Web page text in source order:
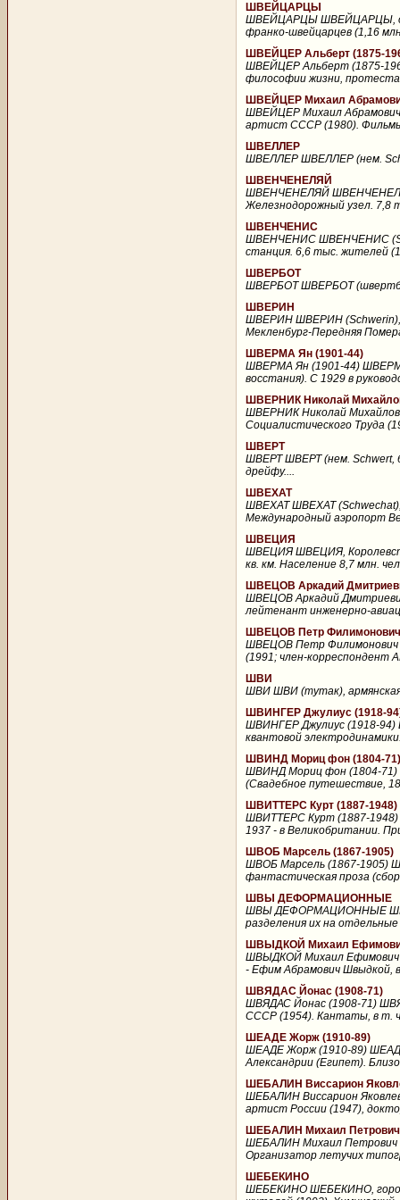
ШВЕЙЦАРЦЫ
ШВЕЙЦАРЦЫ ШВЕЙЦАРЦЫ,
франко-швейцарцев (1,16
ШВЕЙЦЕР Альберт (1875-
ШВЕЙЦЕР Альберт (1875-
философии жизни,
ШВЕЙЦЕР Михаил
ШВЕЙЦЕР Михаил Абрамович
артист СССР (1980).
ШВЕЛЛЕР
ШВЕЛЛЕР ШВЕЛЛЕР (нем.
ШВЕНЧЕНЕЛЯЙ
ШВЕНЧЕНЕЛЯЙ ШВЕНЧЕНЕЛЯЙ
Железнодорожный узел. 7,8
ШВЕНЧЕНИС
ШВЕНЧЕНИС ШВЕНЧЕНИС
станция. 6,6 тыс. жителей
ШВЕРБОТ
ШВЕРБОТ ШВЕРБОТ
ШВЕРИН
ШВЕРИН ШВЕРИН (Schwerin),
Мекленбург-Передняя
ШВЕРМА Ян (1901-44)
ШВЕРМА Ян (1901-44) ШВЕРМА
восстания). С 1929 в
ШВЕРНИК Николай
ШВЕРНИК Николай
Социалистического Труда
ШВЕРТ
ШВЕРТ ШВЕРТ (нем. Schwert,
дрейфу....
ШВЕХАТ
ШВЕХАТ ШВЕХАТ
Международный аэропорт
ШВЕЦИЯ
ШВЕЦИЯ ШВЕЦИЯ,
кв. км. Население 8,7 млн.
ШВЕЦОВ Аркадий
ШВЕЦОВ Аркадий
лейтенант инженерно-
ШВЕЦОВ Петр Филимонович
ШВЕЦОВ Петр Филимонович
(1991; член-корреспондент
ШВИ
ШВИ ШВИ (тутак), армянская
ШВИНГЕР Джулиус (1918-
ШВИНГЕР Джулиус (1918-94)
квантовой
ШВИНД Мориц фон (1804-71)
ШВИНД Мориц фон (1804-71)
(Свадебное путешествие,
ШВИТТЕРС Курт (1887-1948)
ШВИТТЕРС Курт (1887-1948)
1937 - в Великобритании.
ШВОБ Марсель (1867-1905)
ШВОБ Марсель (1867-1905)
фантастическая проза
ШВЫ ДЕФОРМАЦИОННЫЕ
ШВЫ ДЕФОРМАЦИОННЫЕ ШВЫ
разделения их на
ШВЫДКОЙ Михаил
ШВЫДКОЙ Михаил Ефимович
- Ефим Абрамович Швыдкой,
ШВЯДАС Йонас (1908-71)
ШВЯДАС Йонас (1908-71)
СССР (1954). Кантаты, в т.
ШЕАДЕ Жорж (1910-89)
ШЕАДЕ Жорж (1910-89)
Александрии (Египет).
ШЕБАЛИН Виссарион
ШЕБАЛИН Виссарион
артист России (1947),
ШЕБАЛИН Михаил Петрович
ШЕБАЛИН Михаил Петрович
Организатор летучих
ШЕБЕКИНО
ШЕБЕКИНО ШЕБЕКИНО, город